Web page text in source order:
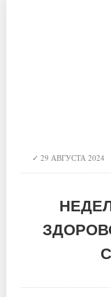
29 АВГУСТА 2024